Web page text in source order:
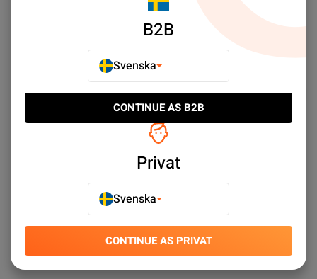
Som visar 3/3 Select limit:
Upptäck iPad Mini (5th Gen-2019) - iPad mini Series -
Begagnad iPad - Begagnade mobiler till svårslagna priser.
✓ Stort sortiment ✓ Snabba leveranser ✓ Enkel kundtjänst
B2B
Svenska
CONTINUE AS B2B
Privat
Svenska
CONTINUE AS PRIVAT